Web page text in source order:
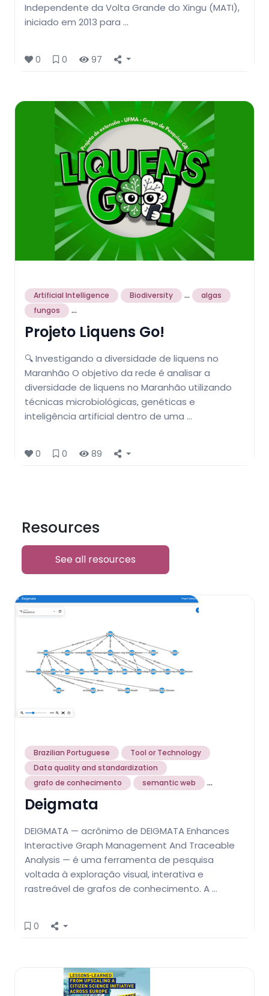
Independente da Volta Grande do Xingu (MATI),
iniciado em 2013 para …
0 0 97
Artificial Intelligence Biodiversity ...
algas
fungos
...
Projeto Liquens Go!
🔍 Investigando a diversidade de liquens no
Maranhão O objetivo da rede é analisar a
diversidade de liquens no Maranhão utilizando
técnicas microbiológicas, genéticas e
inteligência artificial dentro de uma …
0 0 89
Resources
See all resources
Brazilian Portuguese
Tool or Technology
Data quality and standardization
grafo de conhecimento
semantic web ...
Deigmata
DEIGMATA — acrônimo de DEIGMATA Enhances
Interactive Graph Management And Traceable
Analysis — é uma ferramenta de pesquisa
voltada à exploração visual, interativa e
rastreável de grafos de conhecimento. A …
0